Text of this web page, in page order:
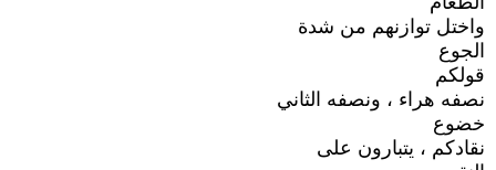
واختل توازنهم من شدة
الجوع
قولكم
نصفه هراء ، ونصفه الثاني
خضوع
نقادكم ، يتبارون على